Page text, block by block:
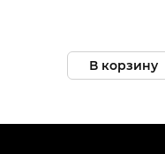
В корзину